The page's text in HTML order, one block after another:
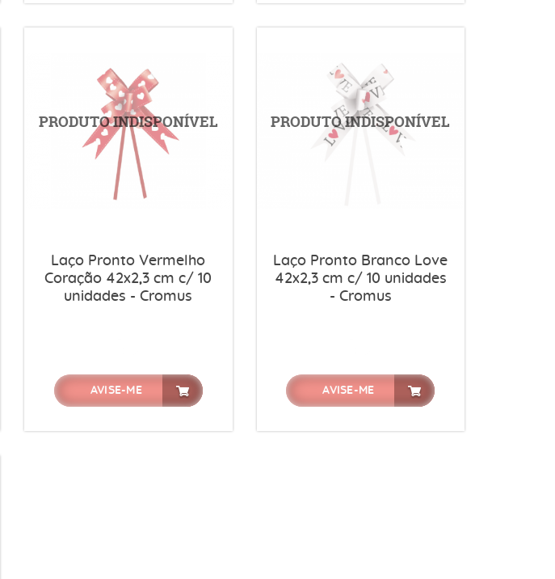
Laço Pronto Vermelho
Coração 42x2,3 cm c/ 10
unidades - Cromus
AVISE-ME
Laço Pronto Branco Love
42x2,3 cm c/ 10 unidades
- Cromus
AVISE-ME